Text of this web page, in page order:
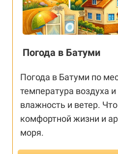
Погода в Батуми
Погода в Батуми по
температура воздуха
влажность и ветер.
комфортной жизни и
моря.